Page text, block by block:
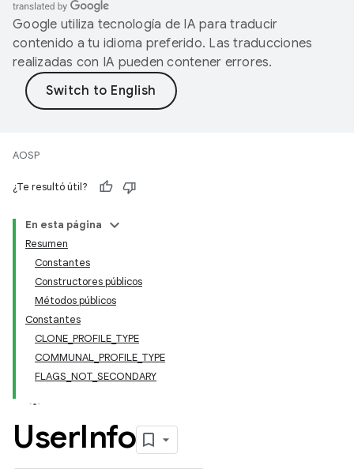
Google utiliza tecnología de IA para traducir
contenido a tu idioma preferido. Las traducciones
realizadas con IA pueden contener errores.
AOSP
¿Te resultó útil?
En esta página
Resumen
Constantes
Constructores públicos
Métodos públicos
Constantes
CLONE_PROFILE_TYPE
COMMUNAL_PROFILE_TYPE
FLAGS_NOT_SECONDARY
UserInfo